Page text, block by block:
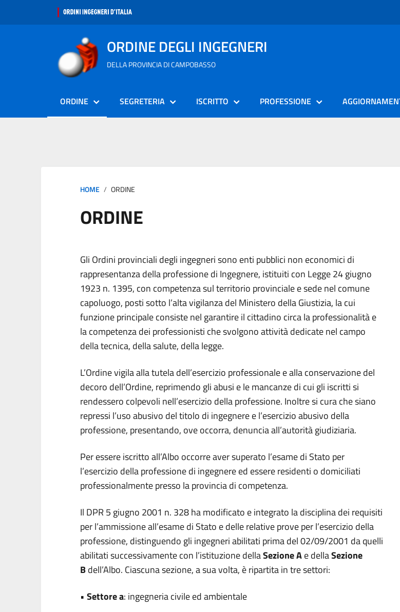
ORDINE DEGLI INGEGNERI
DELLA PROVINCIA DI CAMPOBASSO
ORDINE SEGRETERIA ISCRITTO PROFESSIONE
HOME ORDINE
ORDINE
Gli Ordini provinciali degli ingegneri sono enti pubblici non economici di
rappresentanza della professione di Ingegnere, istituiti con Legge 24 giugno
1923 n. 1395, con competenza sul territorio provinciale e sede nel comune
capoluogo, posti sotto l’alta vigilanza del Ministero della Giustizia, la cui
funzione principale consiste nel garantire il cittadino circa la professionalità e
la competenza dei professionisti che svolgono attività dedicate nel campo
della tecnica, della salute, della legge.
L’Ordine vigila alla tutela dell’esercizio professionale e alla conservazione del
decoro dell’Ordine, reprimendo gli abusi e le mancanze di cui gli iscritti si
rendessero colpevoli nell’esercizio della professione. Inoltre si cura che siano
repressi l’uso abusivo del titolo di ingegnere e l’esercizio abusivo della
professione, presentando, ove occorra, denuncia all’autorità giudiziaria.
Per essere iscritto all’Albo occorre aver superato l’esame di Stato per
l’esercizio della professione di ingegnere ed essere residenti o domiciliati
professionalmente presso la provincia di competenza.
Il DPR 5 giugno 2001 n. 328 ha modificato e integrato la disciplina dei requisiti
per l’ammissione all’esame di Stato e delle relative prove per l’esercizio della
professione, distinguendo gli ingegneri abilitati prima del 02/09/2001 da quelli
abilitati successivamente con l’istituzione dellaSezione Ae dellaSezione
Bdell’Albo. Ciascuna sezione, a sua volta, è ripartita in tre settori:
• Settore a: ingegneria civile ed ambientale